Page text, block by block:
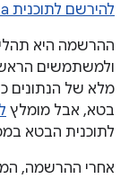
להירשם לתוכנית Android Beta ל-Pixel
ההרשמה היא
ולמשתמשים
בטא, אבל מומלץ
לתוכנית הבטא
אחרי ההרשמה,